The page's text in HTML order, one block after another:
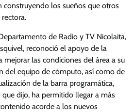
construyendo los sueños que otros
de Radio y TV Nicolaita,
reconoció el apoyo de la
mejorar las condiciones del área a su
del equipo de cómputo, así como de
de la barra programática,
dijo, ha permitido llegar a más
acorde a los nuevos